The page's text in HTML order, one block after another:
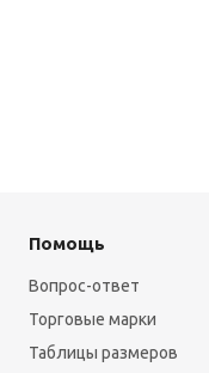
Помощь
Вопрос-ответ
Торговые марки
Таблицы размеров